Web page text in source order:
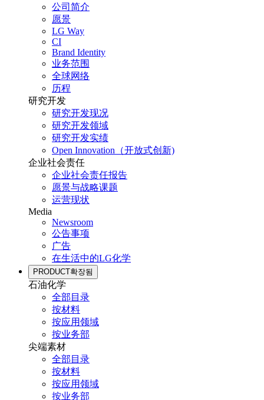
公司简介
愿景
LG Way
CI
Brand Identity
业务范围
全球网络
历程
研究开发
研究开发现况
研究开发领域
研究开发实绩
Open Innovation（开放式创新)
企业社会责任
企业社会责任报告
愿景与战略课题
运营现状
Media
Newsroom
公告事项
广告
在生活中的LG化学
PRODUCT확장됨
石油化学
全部目录
按材料
按应用领域
按业务部
尖端素材
全部目录
按材料
按应用领域
按业务部